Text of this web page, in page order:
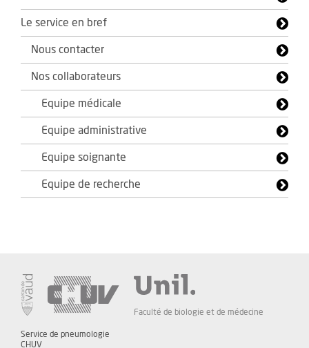
Le service en bref
Nous contacter
Nos collaborateurs
Equipe médicale
Equipe administrative
Equipe soignante
Equipe de recherche
Faculté de biologie et de médecine
Service de pneumologie
CHUV